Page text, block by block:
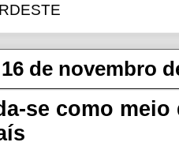
de novembro
se como meio